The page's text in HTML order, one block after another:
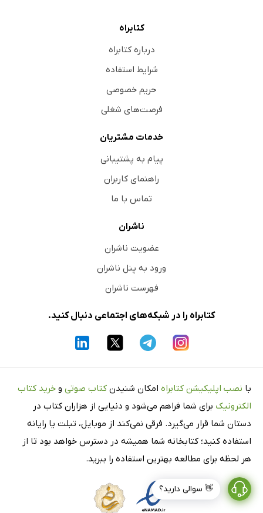
👋 سوالی دارید؟
کتابراه
درباره کتابراه
شرایط استفاده
حریم خصوصی
فرصت‌های شغلی
خدمات مشتریان
پیام به پشتیبانی
راهنمای کاربران
تماس با ما
ناشران
عضویت ناشران
ورود به پنل ناشران
فهرست ناشران
کتابراه را در شبکه‌های اجتماعی دنبال کنید.
با نصب اپلیکیشن کتابراه امکان شنیدن کتاب صوتی و خرید کتاب
الکترونیک برای شما فراهم می‌شود و دنیایی از هزاران کتاب در
دستان شما قرار می‌گیرد. فرقی نمی‌کند از موبایل، تبلت یا رایانه
استفاده کنید؛ کتابخانه شما همیشه در دسترس خواهد بود تا از
هر لحظه برای مطالعه بهترین استفاده را ببرید.